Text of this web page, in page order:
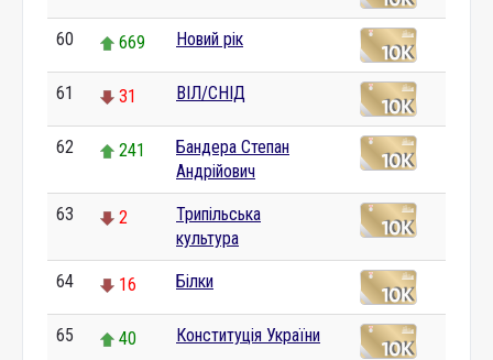
60 669 Новий рік
61 31 ВІЛ/СНІД
62 241
Бандера Степан
Андрійович
63 2
Трипільська
культура
64 16 Білки
65 40 Конституція України